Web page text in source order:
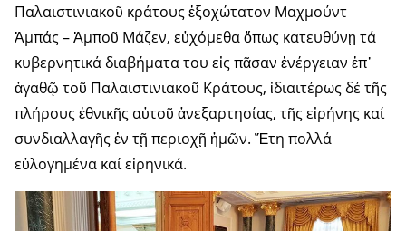
Παλαιστινιακοῦ κράτους ἐξοχώτατον Μαχμούντ
Ἀμπάς – Ἀμποῦ Μάζεν, εὐχόμεθα ὅπως κατευθύνῃ τά
κυβερνητικά διαβήματα του εἰς πᾶσαν ἐνέργειαν ἐπ᾽
ἀγαθῷ τοῦ Παλαιστινιακοῦ Κράτους, ἰδιαιτέρως δέ τῆς
πλήρους ἐθνικῆς αὐτοῦ ἀνεξαρτησίας, τῆς εἰρήνης καί
συνδιαλλαγῆς ἐν τῇ περιοχῇ ἡμῶν. Ἔτη πολλά
εὐλογημένα καί εἰρηνικά.